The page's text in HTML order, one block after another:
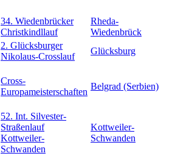
34. Wiedenbrücker
Christkindllauf
Rheda-
Wiedenbrück
2. Glücksburger
Nikolaus-Crosslauf
Glücksburg
Cross-
Europameisterschaften
Belgrad (Serbien)
52. Int. Silvester-
Straßenlauf
Kottweiler-
Schwanden
Kottweiler-
Schwanden